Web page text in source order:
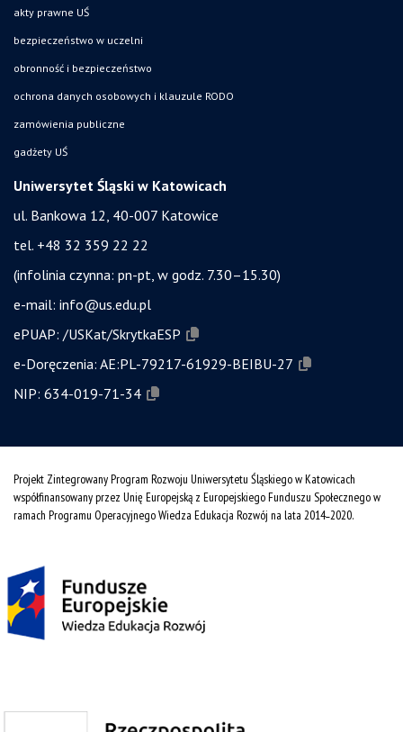
akty prawne UŚ
bezpieczeństwo w uczelni
obronność i bezpieczeństwo
ochrona danych osobowych i klauzule RODO
zamówienia publiczne
gadżety UŚ
Uniwersytet Śląski w Katowicach
ul. Bankowa 12, 40-007 Katowice
tel. +48 32 359 22 22
(infolinia czynna: pn-pt, w godz. 7.30–15.30)
e-mail: info@us.edu.pl
ePUAP: /USKat/SkrytkaESP
e-Doręczenia: AE:PL-79217-61929-BEIBU-27
NIP: 634-019-71-34
Projekt Zintegrowany Program Rozwoju Uniwersytetu Śląskiego w Katowicach
współfinansowany przez Unię Europejską z Europejskiego Funduszu Społecznego w
ramach Programu Operacyjnego Wiedza Edukacja Rozwój na lata 2014˗2020.